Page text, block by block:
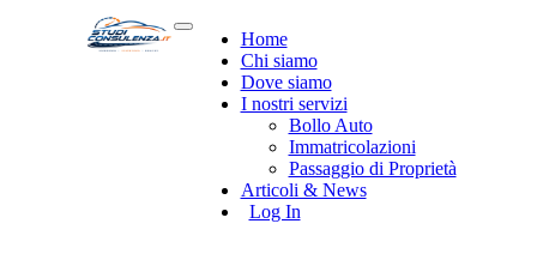
Home
Chi siamo
Dove siamo
I nostri servizi
Bollo Auto
Immatricolazioni
Passaggio di Proprietà
Articoli & News
Log In